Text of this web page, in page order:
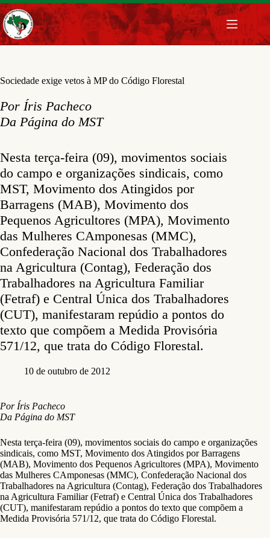
Pular
para
o
conteúdo
Sociedade exige vetos à MP do Código Florestal
Por Íris Pacheco
Da Página do MST
Nesta terça-feira (09), movimentos sociais
do campo e organizações sindicais, como
MST, Movimento dos Atingidos por
Barragens (MAB), Movimento dos
Pequenos Agricultores (MPA), Movimento
das Mulheres CAmponesas (MMC),
Confederação Nacional dos Trabalhadores
na Agricultura (Contag), Federação dos
Trabalhadores na Agricultura Familiar
(Fetraf) e Central Única dos Trabalhadores
(CUT), manifestaram repúdio a pontos do
texto que compõem a Medida Provisória
571/12, que trata do Código Florestal.
10 de outubro de 2012
Por Íris Pacheco
Da Página do MST
Nesta terça-feira (09), movimentos sociais do campo e organizações
sindicais, como MST, Movimento dos Atingidos por Barragens
(MAB), Movimento dos Pequenos Agricultores (MPA), Movimento
das Mulheres CAmponesas (MMC), Confederação Nacional dos
Trabalhadores na Agricultura (Contag), Federação dos Trabalhadores
na Agricultura Familiar (Fetraf) e Central Única dos Trabalhadores
(CUT), manifestaram repúdio a pontos do texto que compõem a
Medida Provisória 571/12, que trata do Código Florestal.